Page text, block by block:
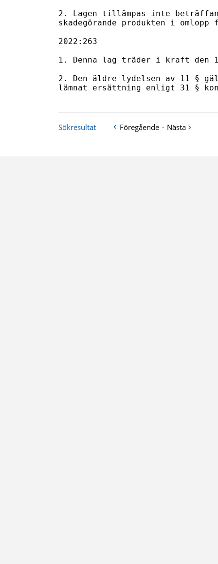
2. Lagen tillämpas inte
skadegörande produkten i
2022:263
1. Denna lag träder i kraft den
2. Den äldre lydelsen av 11 §
lämnat ersättning enligt 31 §
Sökresultat Föregående · Nästa